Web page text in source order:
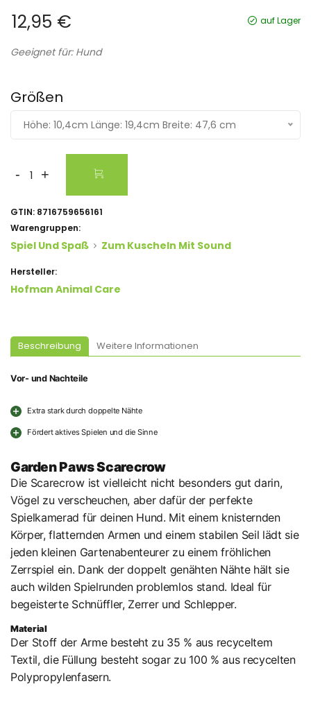
12,95 € auf Lager
Geeignet für: Hund
Größen
Höhe: 10,4cm Länge: 19,4cm Breite: 47,6 cm
- +
GTIN: 8716759656161
Warengruppen:
Spiel Und Spaß Zum Kuscheln Mit Sound
Hersteller:
Hofman Animal Care
Beschreibung Weitere Informationen
Vor- und Nachteile
Extra stark durch doppelte Nähte
Fördert aktives Spielen und die Sinne
Garden Paws Scarecrow
Die Scarecrow ist vielleicht nicht besonders gut darin,
Vögel zu verscheuchen, aber dafür der perfekte
Spielkamerad für deinen Hund. Mit einem knisternden
Körper, flatternden Armen und einem stabilen Seil lädt sie
jeden kleinen Gartenabenteurer zu einem fröhlichen
Zerrspiel ein. Dank der doppelt genähten Nähte hält sie
auch wilden Spielrunden problemlos stand. Ideal für
begeisterte Schnüffler, Zerrer und Schlepper.
Material
Der Stoff der Arme besteht zu 35 % aus recyceltem
Textil, die Füllung besteht sogar zu 100 % aus recycelten
Polypropylenfasern.